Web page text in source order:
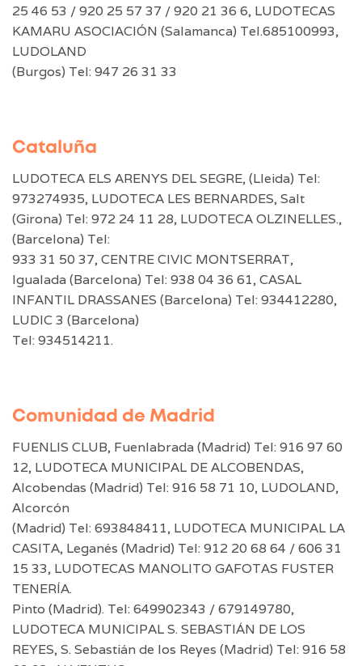
25 46 53 / 920 25 57 37 / 920 21 36 6, LUDOTECAS
KAMARU ASOCIACIÓN (Salamanca) Tel.685100993,
LUDOLAND
(Burgos) Tel: 947 26 31 33
Cataluña
LUDOTECA ELS ARENYS DEL SEGRE, (Lleida) Tel:
973274935, LUDOTECA LES BERNARDES, Salt
(Girona) Tel: 972 24 11 28, LUDOTECA OLZINELLES.,
(Barcelona) Tel:
933 31 50 37, CENTRE CIVIC MONTSERRAT,
Igualada (Barcelona) Tel: 938 04 36 61, CASAL
INFANTIL DRASSANES (Barcelona) Tel: 934412280,
LUDIC 3 (Barcelona)
Tel: 934514211.
Comunidad de Madrid
FUENLIS CLUB, Fuenlabrada (Madrid) Tel: 916 97 60
12, LUDOTECA MUNICIPAL DE ALCOBENDAS,
Alcobendas (Madrid) Tel: 916 58 71 10, LUDOLAND,
Alcorcón
(Madrid) Tel: 693848411, LUDOTECA MUNICIPAL LA
CASITA, Leganés (Madrid) Tel: 912 20 68 64 / 606 31
15 33, LUDOTECAS MANOLITO GAFOTAS FUSTER
TENERÍA.
Pinto (Madrid). Tel: 649902343 / 679149780,
LUDOTECA MUNICIPAL S. SEBASTIÁN DE LOS
REYES, S. Sebastián de los Reyes (Madrid) Tel: 916 58